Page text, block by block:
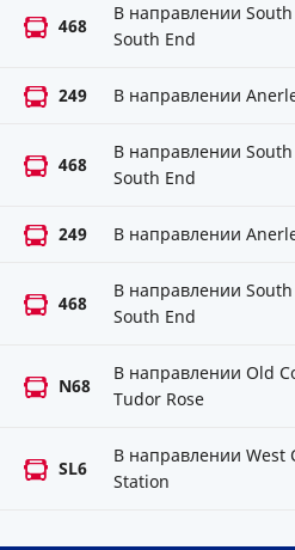
468
В направлении
South End
249 В направлении
468
В направлении
South End
249 В направлении
468
В направлении
South End
N68
В направлении Old
Tudor Rose
SL6
В направлении West
Station